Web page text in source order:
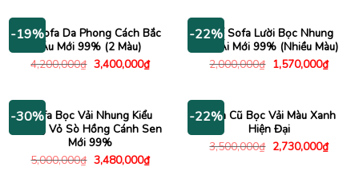
2,100,000₫.
-19%
Bộ Sofa Da Phong Cách Bắc
Âu Mới 99% (2 Màu)
4,200,000₫ Giá
gốc
3,400,000₫Giá
hiện
3,400,000₫.
-22%
Ghế Sofa Lười Bọc Nhung
Êm Ái Mới 99% (Nhiều Màu)
2,000,000₫ Giá
gốc
1,570,000₫Giá
hiện
-30%Sofa Bọc Vải Nhung Kiểu
Dáng Vỏ Sò Hồng Cánh Sen
Mới 99%
5,000,000₫ Giá
gốc
3,480,000₫Giá
hiện
-22%
Sofa Cũ Bọc Vải Màu Xanh
Hiện Đại
3,500,000₫ Giá
gốc
2,730,000₫Giá
hiện